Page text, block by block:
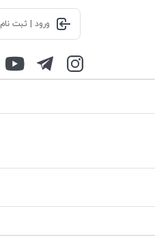
ورود | ثبت نام